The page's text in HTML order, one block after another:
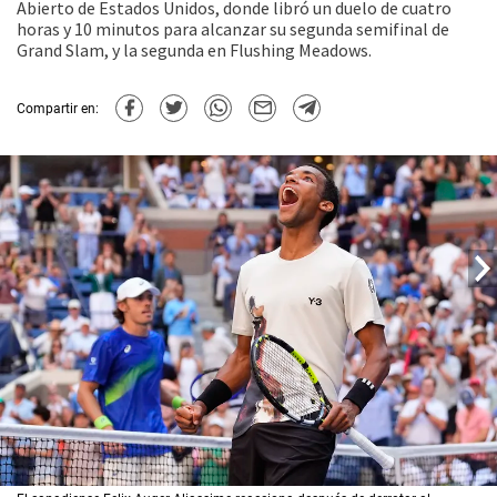
Abierto de Estados Unidos, donde libró un duelo de cuatro
horas y 10 minutos para alcanzar su segunda semifinal de
Grand Slam, y la segunda en Flushing Meadows.
Compartir en: